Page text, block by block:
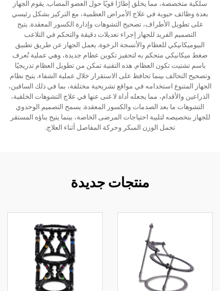
سلكية متخصصة، مما يخلق إطارًا قويًا حول العضو المصاب. يقوم الجهاز
بعدة وظائف حيوية في علاج الأمراض العظمية، مع التركيز بشكل رئيسي
على تطويل الأطراف، تصحيح التشوهات وإدارة الكسور المعقدة. يتيح
التصميم الفريد للجهاز إجراء تعديلات دقيقة والتحكم في التلاعب
البيوميكانيكي للعظام والأنسجة الرخوة. يعمل الجهاز عن طريق تطبيق
ضغط ميكانيكي متحكم به لتحفيز تكوين عظام جديدة، وهي عملية تُعرف
باسم تشتيت تكون العظام. هذه التقنية تمكن من تطويل العظام تدريجيًا
وتصحيح التحالف بينما تحافظ على الاستقرار خلال عملية الشفاء. يتيح نظام
الجهاز المتنوع استخدامه في مواقع تشريحية مختلفة، بما في ذلك الساقين،
الذراعين والأقدام، مما يجعله أداة لا غنى عنها في علاج التشوهات الخلقية،
التشوهات ما بعد الصدمات والكسور المعقدة. يسمح التصميم الوحدوي
للجهاز بتخصيصه لتلبية احتياجات المرضى الخاصة، بينما يتيح بناؤه المستقر
تحمل الوزن المبكر وحركة المفاصل أثناء العلاج.
منتجات جديدة